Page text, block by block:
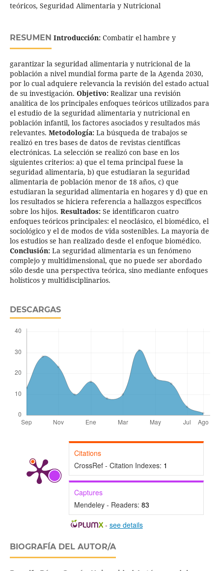
teóricos, Seguridad Alimentaria y Nutricional
RESUMEN Introducción:Combatir el hambre y
garantizar la seguridad alimentaria y nutricional de la
población a nivel mundial forma parte de la Agenda 2030,
por lo cual adquiere relevancia la revisión del estado actual
de su investigación. Objetivo:Realizar una revisión
analítica de los principales enfoques teóricos utilizados para
el estudio de la seguridad alimentaria y nutricional en
población infantil, los factores asociados y resultados más
relevantes. Metodología:La búsqueda de trabajos se
realizó en tres bases de datos de revistas científicas
electrónicas. La selección se realizó con base en los
siguientes criterios: a) que el tema principal fuese la
seguridad alimentaria, b) que estudiaran la seguridad
alimentaria de población menor de 18 años, c) que
estudiaran la seguridad alimentaria en hogares y d) que en
los resultados se hiciera referencia a hallazgos específicos
sobre los hijos. Resultados:Se identificaron cuatro
enfoques teóricos principales: el neoclásico, el biomédico, el
sociológico y el de modos de vida sostenibles. La mayoría de
los estudios se han realizado desde el enfoque biomédico.
Conclusión:La seguridad alimentaria es un fenómeno
complejo y multidimensional, que no puede ser abordado
sólo desde una perspectiva teórica, sino mediante enfoques
holísticos y multidisciplinarios.
DESCARGAS
Citations
CrossRef - Citation Indexes: 1
Captures
Mendeley - Readers: 83
- see details
BIOGRAFÍA DEL AUTOR/A